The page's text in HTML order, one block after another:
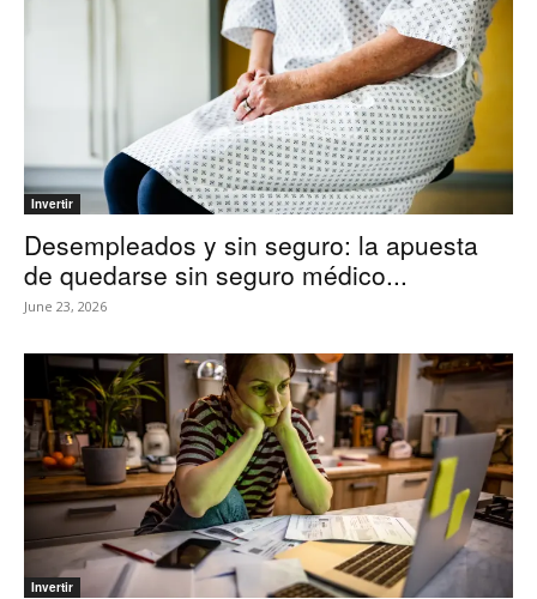
Invertir
Desempleados y sin seguro: la apuesta
de quedarse sin seguro médico...
June 23, 2026
Invertir